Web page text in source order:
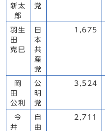
新太
郎
党
羽生
田
克巳
日
本
共
産
党
1,675
岡
田
公利
公
明
党
3,524
今
井
自
由
2,711